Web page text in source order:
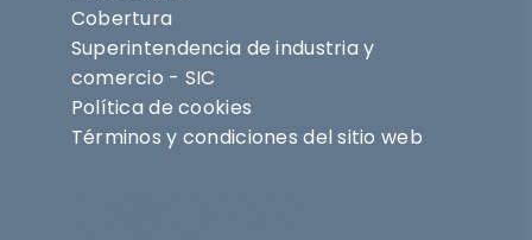
Cobertura
Superintendencia de industria y
comercio - SIC
Política de cookies
Términos y condiciones del sitio web